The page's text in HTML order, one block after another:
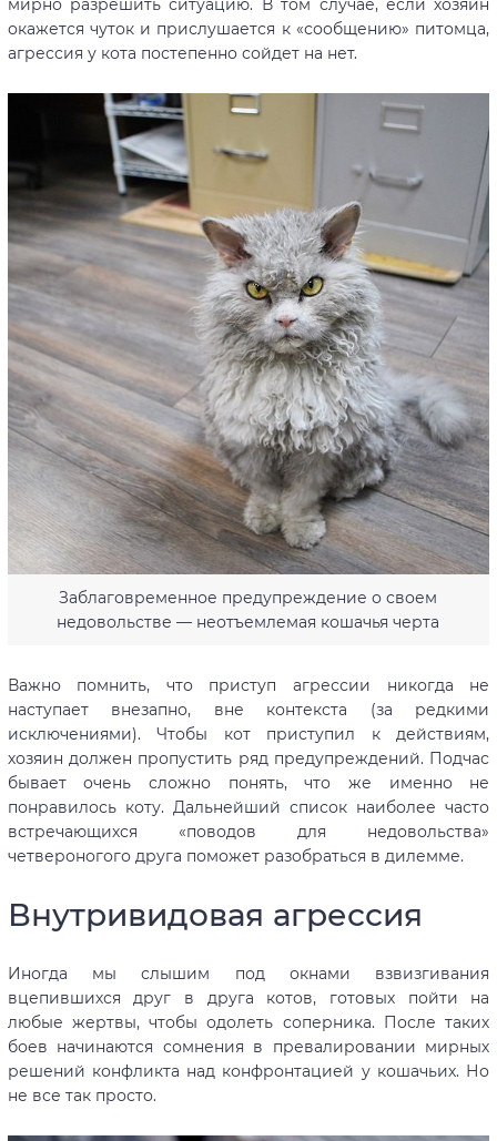
мирно разрешить ситуацию. В том случае, если хозяин
окажется чуток и прислушается к «сообщению» питомца,
агрессия у кота постепенно сойдет на нет.
Заблаговременное предупреждение о своем
недовольстве — неотъемлемая кошачья черта
Важно помнить, что приступ агрессии никогда не
наступает внезапно, вне контекста (за редкими
исключениями). Чтобы кот приступил к действиям,
хозяин должен пропустить ряд предупреждений. Подчас
бывает очень сложно понять, что же именно не
понравилось коту. Дальнейший список наиболее часто
встречающихся «поводов для недовольства»
четвероногого друга поможет разобраться в дилемме.
Внутривидовая агрессия
Иногда мы слышим под окнами взвизгивания
вцепившихся друг в друга котов, готовых пойти на
любые жертвы, чтобы одолеть соперника. После таких
боев начинаются сомнения в превалировании мирных
решений конфликта над конфронтацией у кошачьих. Но
не все так просто.